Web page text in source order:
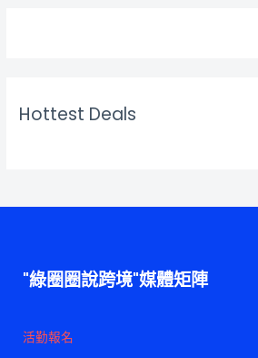
Hottest Deals
"綠圈圈說跨境"媒體矩陣
活勤報名